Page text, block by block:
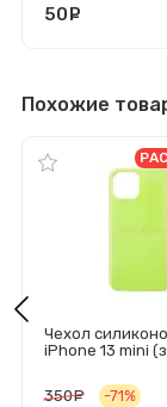
50F/J330F/
50
Похожие
Чехол
iPhone 13 mini
350 руб.
-71%